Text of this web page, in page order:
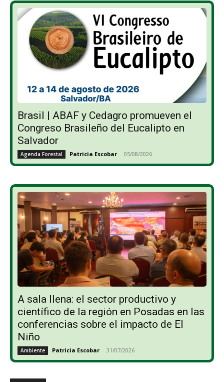
Brasil | ABAF y Cedagro promueven el
Congreso Brasileño del Eucalipto en
Salvador
Agenda Forestal Patricia Escobar - 05/08/2026
A sala llena: el sector productivo y
científico de la región en Posadas en las
conferencias sobre el impacto de El
Niño
Ambiente Patricia Escobar - 31/07/2026